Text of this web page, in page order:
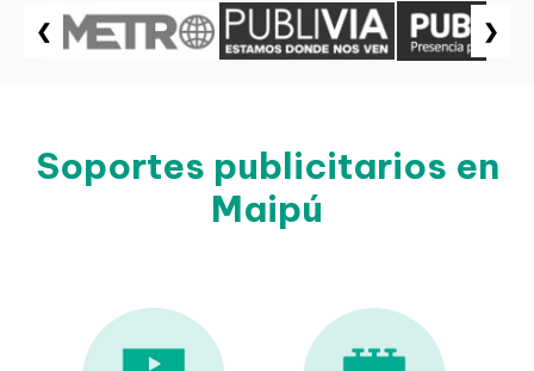
❮ ❯
Soportes publicitarios en
Maipú